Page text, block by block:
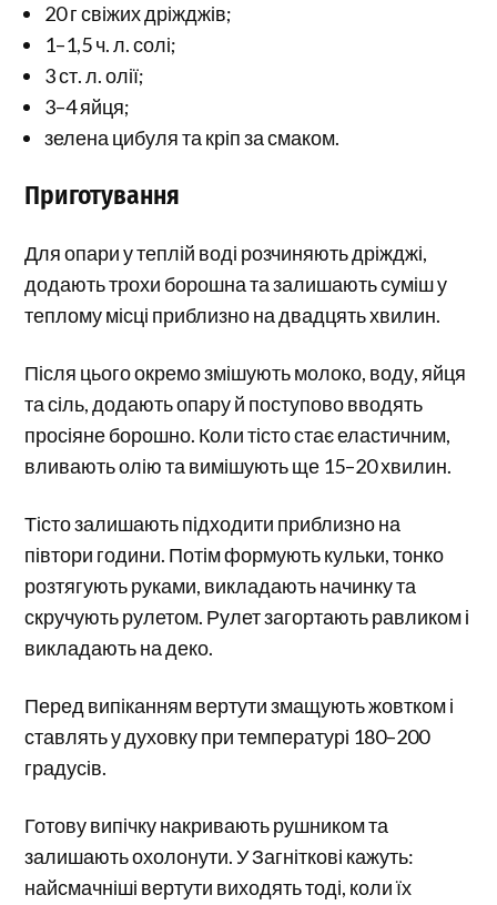
20 г свіжих дріжджів;
1–1,5 ч. л. солі;
3 ст. л. олії;
3–4 яйця;
зелена цибуля та кріп за смаком.
Приготування
Для опари у теплій воді розчиняють дріжджі,
додають трохи борошна та залишають суміш у
теплому місці приблизно на двадцять хвилин.
Після цього окремо змішують молоко, воду, яйця
та сіль, додають опару й поступово вводять
просіяне борошно. Коли тісто стає еластичним,
вливають олію та вимішують ще 15–20 хвилин.
Тісто залишають підходити приблизно на
півтори години. Потім формують кульки, тонко
розтягують руками, викладають начинку та
скручують рулетом. Рулет загортають равликом і
викладають на деко.
Перед випіканням вертути змащують жовтком і
ставлять у духовку при температурі 180–200
градусів.
Готову випічку накривають рушником та
залишають охолонути. У Загніткові кажуть:
найсмачніші вертути виходять тоді, коли їх